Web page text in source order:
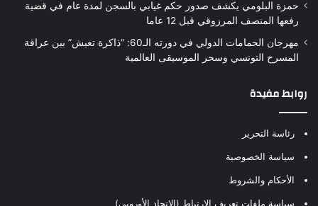
حمزة البلومي يكشف صدور حكم غيابي بالسجن لمدة عام في قضية
رفعها المنصف المرزوقي قبل 12 عاما
مهرجان الحمامات الدولي في دورته الـ60: “ذاكرة تعيش” بين عراقة
المسرح التونسي وسحر الموسيقى العالمية
روابط مفيدة
رئاسة التحرير
سياسة الخصوصية
الأحكام والشروط
سياسة ملفات تعريف الارتباط (الاتحاد الأوروبي)